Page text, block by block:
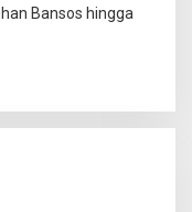
Bansos hingga